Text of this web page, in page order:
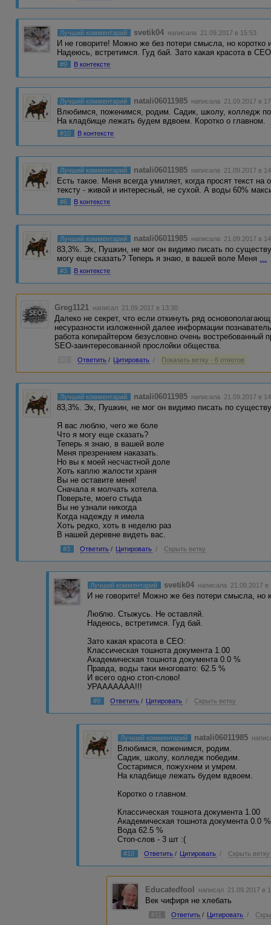
Лучший комментарий svetik04 написала 21.09.2017 в 15:53
И не говорите! Можно же без потери смысла, но
Надеюсь, встретимся. Гуд бай. Зато какая красота в
#9 В контексте
Лучший комментарий natali06011985 написала 21.09.2017 в
Влюбимся, поженимся, родим. Садик, школу, колледж
На кладбище лежать будем вдвоем. Коротко о главном.
#10 В контексте
Лучший комментарий natali06011985 написала 21.09.2017 в
Есть такое. Меня всегда умиляет, когда просят текст
тексту - живой и интересный, не сухой. А воды 60%
#6 В контексте
Лучший комментарий natali06011985 написала 21.09.2017 в
83,3%. Эх, Пушкин, не мог он видимо писать по
могу еще сказать? Теперь я знаю, в вашей воле Меня ...
#3 В контексте
Greg1121 написал 21.09.2017 в 13:30
Далеко не секрет, что если откинуть ряд
несуразности изложенной далее информации
работа копирайтером безусловно очень востребованный
SEO-заинтересованной прослойки общества.
Ответить / Цитировать / Показать ветку - 6 ответов
Лучший комментарий natali06011985 написала 21.09.2017 в
83,3%. Эх, Пушкин, не мог он видимо писать по
Я вас люблю, чего же боле
Что я могу еще сказать?
Теперь я знаю, в вашей воле
Меня презрением наказать.
Но вы к моей несчастной доле
Хоть каплю жалости храня
Вы не оставите меня!
Сначала я молчать хотела.
Поверьте, моего стыда
Вы не узнали никогда
Когда надежду я имела
Хоть редко, хоть в неделю раз
В нашей деревне видеть вас.
#3 Ответить / Цитировать / Скрыть ветку
Лучший комментарий svetik04 написала 21.09.2017
И не говорите! Можно же без потери смысла, но
Люблю. Стыжусь. Не оставляй.
Надеюсь, встретимся. Гуд бай.
Зато какая красота в СЕО:
Классическая тошнота документа 1.00
Академическая тошнота документа 0.0 %
Правда, воды таки многовато: 62.5 %
И всего одно стоп-слово!
УРААААААА!!!
#9 Ответить / Цитировать / Скрыть ветку
Лучший комментарий natali06011985
Влюбимся, поженимся, родим.
Садик, школу, колледж победим.
Состаримся, пожухнем и умрем.
На кладбище лежать будем вдвоем.
Коротко о главном.
Классическая тошнота документа 1.00
Академическая тошнота документа 0.0 %
Вода 62.5 %
Стоп-слов - 3 шт :(
#10 Ответить / Цитировать / Скрыть ветку
Educatedfool написал 21.09.2017 в
Век чифиря не хлебать
#11 Ответить / Цитировать /